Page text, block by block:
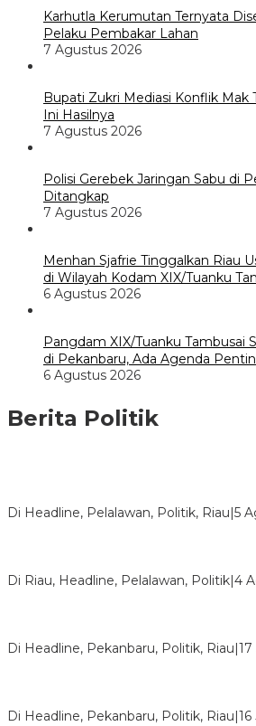
Karhutla Kerumutan Ternyata
Pelaku Pembakar Lahan
7 Agustus 2026
Bupati Zukri Mediasi Konflik Mak
Ini Hasilnya
7 Agustus 2026
Polisi Gerebek Jaringan Sabu di
Ditangkap
7 Agustus 2026
Menhan Sjafrie Tinggalkan Riau
di Wilayah Kodam XIX/Tuanku
6 Agustus 2026
Pangdam XIX/Tuanku Tambusai
di Pekanbaru, Ada Agenda
6 Agustus 2026
Berita Politik
Di Headline, Pelalawan, Politik, Riau|5
Di Riau, Headline, Pelalawan, Politik|4
Di Headline, Pekanbaru, Politik, Riau|
Di Headline, Pekanbaru, Politik, Riau|